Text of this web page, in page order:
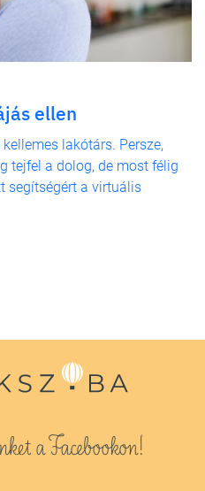
ellen
lakótárs. Persze,
tejfel a dolog, de most félig
segítségért a virtuális
a Facebookon!